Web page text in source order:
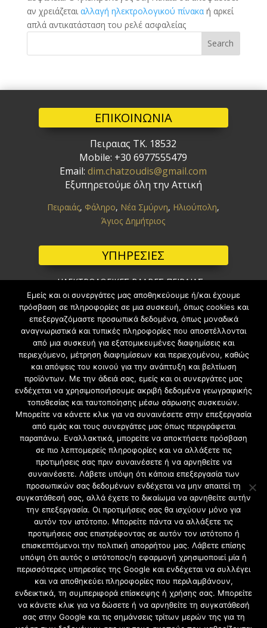
αν χρειάζεται αλλαγή ηλεκτρολογικού πίνακαή αρκεί
απλά αντικατάσταση του ρελέ ασφαλείας
Search
ΕΠΙΚΟΙΝΩΝΙΑ
Πειραιας ΤΚ. 18532
Mobile: +30 6977555479
Email:dim.chatzoudis@gmail.com
Εξυπηρετούμεόλη την Αττική
Πειραιάς, Φάληρο, Νέα Σμύρνη, Ηλιούπολη,
Άγιος Δημήτριος
ΥΠΗΡΕΣΙΕΣ
ΗΛΕΚΤΡΟΛΟΓΙΚΕΣ ΒΛΑΒΕΣ ΠΕΙΡΑΙΑΣ
ΕΠΑΓΓΕΛΜΑΤΙΚΕΣ ΕΓΚΑΤΑΣΤΑΣΕΙΣ ΠΕΙΡΑΙΑΣ
ΟΙΚΙΑΚΕΣ ΕΓΚΑΤΑΣΤΑΣΕΙΣ ΠΕΙΡΑΙΑΣ
ΑΝΤΙΚΑΤΑΣΤΑΣΗ ΤΟΥ ΡΕΛΕ ΑΣΦΑΛΕΙΑΣ ΠΕΙΡΑΙΑΣ
ΔΟΜΗΜΕΝΗ ΚΑΛΩΔΙΑΣΗ ΠΕΙΡΑΙΑΣ
Το κανάλι μας στο youtube
ΥΠΗΡΕΣΙΕΣ
ΦΩΤΙΣΜΟΣ ΚΑΙ ΜΕΛΕΤΕΣ ΦΩΤΙΣΜΟΥ ΠΕΙΡΑΙΑΣ
ΕΛΕΓΧΟΣ ΔΙΑΡΡΟΗΣ ΡΕΥΜΑΤΟΣ ΠΕΙΡΑΙΑΣ
ΑΝΤΙΚΑΤΑΣΤΑΣΗ ΗΛΕΚΤΡΟΛΟΓΙΚΟΥ ΠΙΝΑΚΑ
ΠΕΙΡΑΙΑΣ
Ηλεκτρολογικές εργασίες στην Αττική
Εμείς και οι συνεργάτες μας αποθηκεύουμε ή/και έχουμε
πρόσβαση σε πληροφορίες σε μια συσκευή, όπως cookies και
επεξεργαζόμαστε προσωπικά δεδομένα, όπως μοναδικά
αναγνωριστικά και τυπικές πληροφορίες που αποστέλλονται
από μια συσκευή για εξατομικευμένες διαφημίσεις και
περιεχόμενο, μέτρηση διαφημίσεων και περιεχομένου, καθώς
και απόψεις του κοινού για την ανάπτυξη και βελτίωση
προϊόντων. Με την άδειά σας, εμείς και οι συνεργάτες μας
ενδέχεται να χρησιμοποιήσουμε ακριβή δεδομένα γεωγραφικής
τοποθεσίας και ταυτοποίησης μέσω σάρωσης συσκευών.
Μπορείτε να κάνετε κλικ για να συναινέσετε στην επεξεργασία
από εμάς και τους συνεργάτες μας όπως περιγράφεται
παραπάνω. Εναλλακτικά, μπορείτε να αποκτήσετε πρόσβαση
σε πιο λεπτομερείς πληροφορίες και να αλλάξετε τις
προτιμήσεις σας πριν συναινέσετε ή να αρνηθείτε να
συναινέσετε. Λάβετε υπόψη ότι κάποια επεξεργασία των
προσωπικών σας δεδομένων ενδέχεται να μην απαιτεί τη
συγκατάθεσή σας, αλλά έχετε το δικαίωμα να αρνηθείτε αυτήν
την επεξεργασία. Οι προτιμήσεις σας θα ισχύουν μόνο για
αυτόν τον ιστότοπο. Μπορείτε πάντα να αλλάξετε τις
προτιμήσεις σας επιστρέφοντας σε αυτόν τον ιστότοπο ή
επισκεπτόμενοι την πολιτική απορρήτου μας. Λάβετε επίσης
υπόψη ότι αυτός ο ιστότοπος/η εφαρμογή χρησιμοποιεί μία ή
περισσότερες υπηρεσίες της Google και ενδέχεται να συλλέγει
και να αποθηκεύει πληροφορίες που περιλαμβάνουν,
ενδεικτικά, τη συμπεριφορά επίσκεψης ή χρήσης σας. Μπορείτε
να κάνετε κλικ για να δώσετε ή να αρνηθείτε τη συγκατάθεσή
σας στην Google και τις σημάνσεις τρίτων μερών της για τη